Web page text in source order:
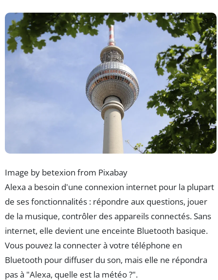
Image by betexion from Pixabay
Alexa a besoin d'une connexion internet pour la plupart
de ses fonctionnalités : répondre aux questions, jouer
de la musique, contrôler des appareils connectés. Sans
internet, elle devient une enceinte Bluetooth basique.
Vous pouvez la connecter à votre téléphone en
Bluetooth pour diffuser du son, mais elle ne répondra
pas à "Alexa, quelle est la météo ?".